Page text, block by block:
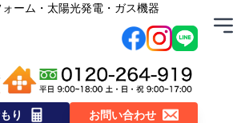
ーム・太陽光発電・ガス機器
ン
り
お問い合わせ